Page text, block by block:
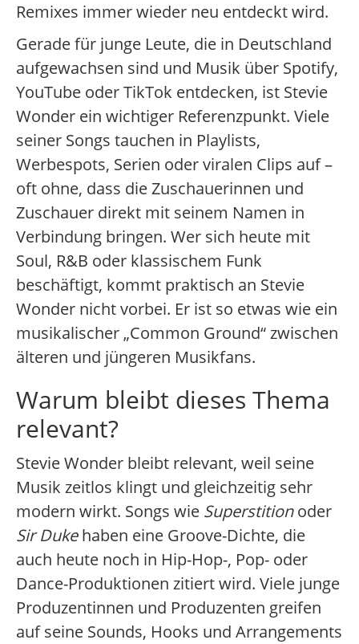
Remixes immer wieder neu entdeckt wird.
Gerade für junge Leute, die in Deutschland
aufgewachsen sind und Musik über Spotify,
YouTube oder TikTok entdecken, ist Stevie
Wonder ein wichtiger Referenzpunkt. Viele
seiner Songs tauchen in Playlists,
Werbespots, Serien oder viralen Clips auf –
oft ohne, dass die Zuschauerinnen und
Zuschauer direkt mit seinem Namen in
Verbindung bringen. Wer sich heute mit
Soul, R&B oder klassischem Funk
beschäftigt, kommt praktisch an Stevie
Wonder nicht vorbei. Er ist so etwas wie ein
musikalischer „Common Ground“ zwischen
älteren und jüngeren Musikfans.
Warum bleibt dieses Thema
relevant?
Stevie Wonder bleibt relevant, weil seine
Musik zeitlos klingt und gleichzeitig sehr
modern wirkt. Songs wie Superstitionoder
Sir Dukehaben eine Groove-Dichte, die
auch heute noch in Hip-Hop-, Pop- oder
Dance-Produktionen zitiert wird. Viele junge
Produzentinnen und Produzenten greifen
auf seine Sounds, Hooks und Arrangements